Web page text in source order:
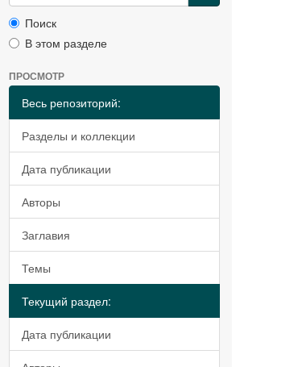
Поиск
В этом разделе
ПРОСМОТР
Весь репозиторий:
Разделы и коллекции
Дата публикации
Авторы
Заглавия
Темы
Текущий раздел:
Дата публикации